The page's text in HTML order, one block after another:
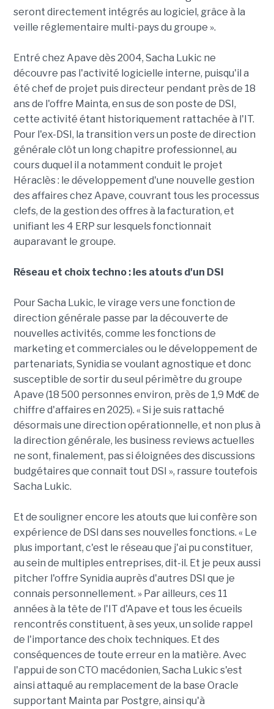
seront directement intégrés au logiciel, grâce à la
veille réglementaire multi-pays du groupe ».
Entré chez Apave dès 2004, Sacha Lukic ne
découvre pas l'activité logicielle interne, puisqu'il a
été chef de projet puis directeur pendant près de 18
ans de l'offre Mainta, en sus de son poste de DSI,
cette activité étant historiquement rattachée à l'IT.
Pour l'ex-DSI, la transition vers un poste de direction
générale clôt un long chapitre professionnel, au
cours duquel il a notamment conduit le projet
Héraclès : le développement d'une nouvelle gestion
des affaires chez Apave, couvrant tous les processus
clefs, de la gestion des offres à la facturation, et
unifiant les 4 ERP sur lesquels fonctionnait
auparavant le groupe.
Réseau et choix techno : les atouts d'un DSI
Pour Sacha Lukic, le virage vers une fonction de
direction générale passe par la découverte de
nouvelles activités, comme les fonctions de
marketing et commerciales ou le développement de
partenariats, Synidia se voulant agnostique et donc
susceptible de sortir du seul périmètre du groupe
Apave (18 500 personnes environ, près de 1,9 Md€ de
chiffre d'affaires en 2025). « Si je suis rattaché
désormais une direction opérationnelle, et non plus à
la direction générale, les business reviews actuelles
ne sont, finalement, pas si éloignées des discussions
budgétaires que connaît tout DSI », rassure toutefois
Sacha Lukic.
Et de souligner encore les atouts que lui confère son
expérience de DSI dans ses nouvelles fonctions. « Le
plus important, c'est le réseau que j'ai pu constituer,
au sein de multiples entreprises, dit-il. Et je peux aussi
pitcher l'offre Synidia auprès d'autres DSI que je
connais personnellement. » Par ailleurs, ces 11
années à la tête de l'IT d'Apave et tous les écueils
rencontrés constituent, à ses yeux, un solide rappel
de l'importance des choix techniques. Et des
conséquences de toute erreur en la matière. Avec
l'appui de son CTO macédonien, Sacha Lukic s'est
ainsi attaqué au remplacement de la base Oracle
supportant Mainta par Postgre, ainsi qu'à